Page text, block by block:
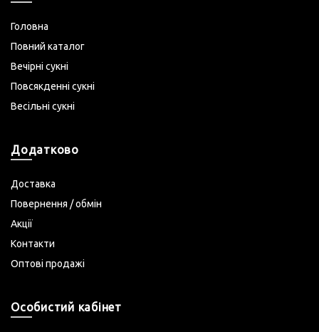
Головна
Повний каталог
Вечірні сукні
Повсякденні сукні
Весільні сукні
Додатково
Доставка
Повернення / обмін
Акції
Контакти
Оптові продажі
Особистий кабінет